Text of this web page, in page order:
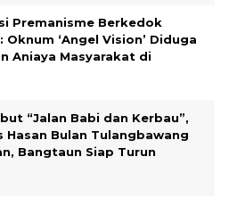
Premanisme Berkedok
Oknum ‘Angel Vision’ Diduga
Aniaya Masyarakat di
“Jalan Babi dan Kerbau”,
Hasan Bulan Tulangbawang
Bangtaun Siap Turun